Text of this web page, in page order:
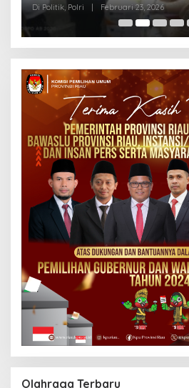
Di Politik, Polri Februari 23, 2026
Olahraga Terbaru